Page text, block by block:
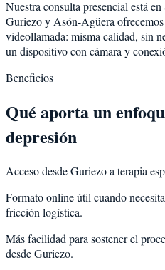
Nuestra consulta presencial está
Guriezoy Asón-Agüera
videollamada: misma calidad, sin
un dispositivo con cámara y
Beneficios
Qué aporta un
depresión
Acceso desde Guriezo a terapia
Formato online útil cuando
fricción logística.
Más facilidad para sostener el
desde Guriezo.